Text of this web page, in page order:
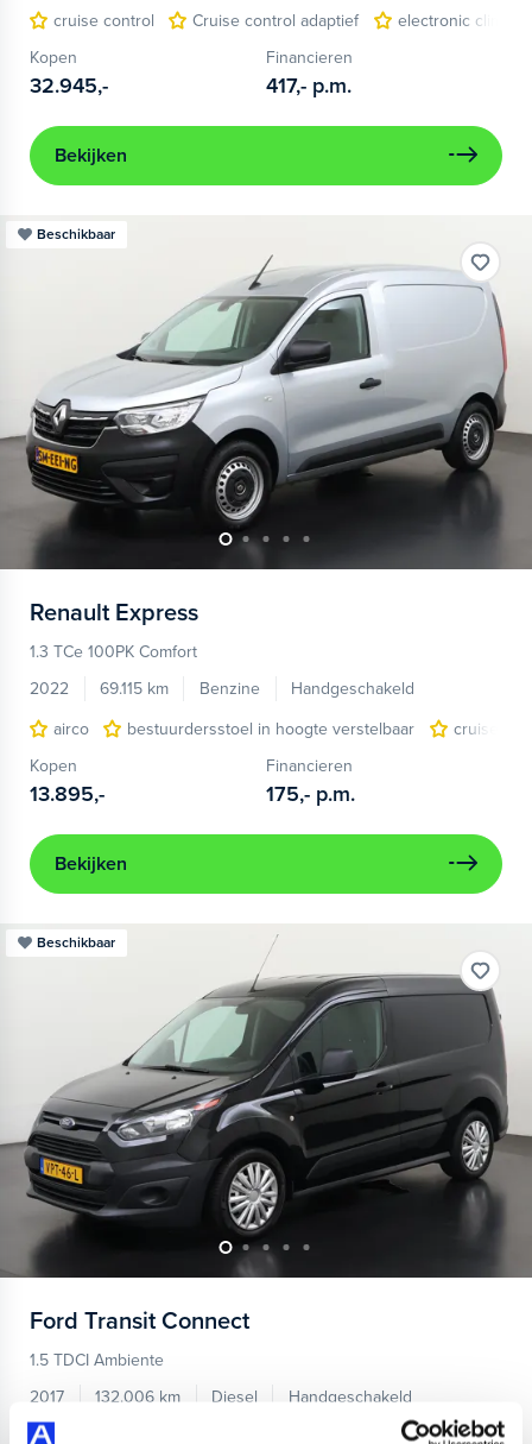
cruise control Cruise control adaptief
electronic climate
Kopen
32.945,-
Financieren
417,- p.m.
Bekijken
Beschikbaar
Renault Express
1.3 TCe 100PK Comfort
2022
69.115 km Benzine
Handgeschakeld
airco
bestuurdersstoel in hoogte verstelbaar
cruise
Kopen
13.895,-
Financieren
175,- p.m.
Bekijken
Beschikbaar
Ford Transit Connect
1.5 TDCI Ambiente
2017
132.006 km Diesel
Handgeschakeld